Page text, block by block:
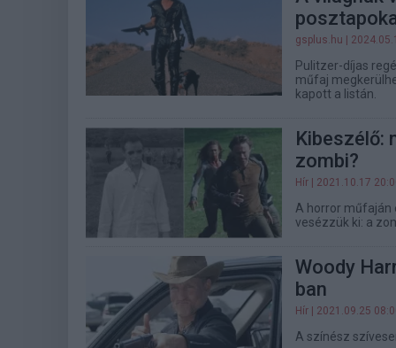
gsplus.hu |
Pulitzer-díjas
műfaj
kapott a listán.
Kibeszélő:
zombi?
Hír | 2021.10.17
A horror műfaján
vesézzük ki: a
Woody
ban
Hír | 2021.09.25
A színész